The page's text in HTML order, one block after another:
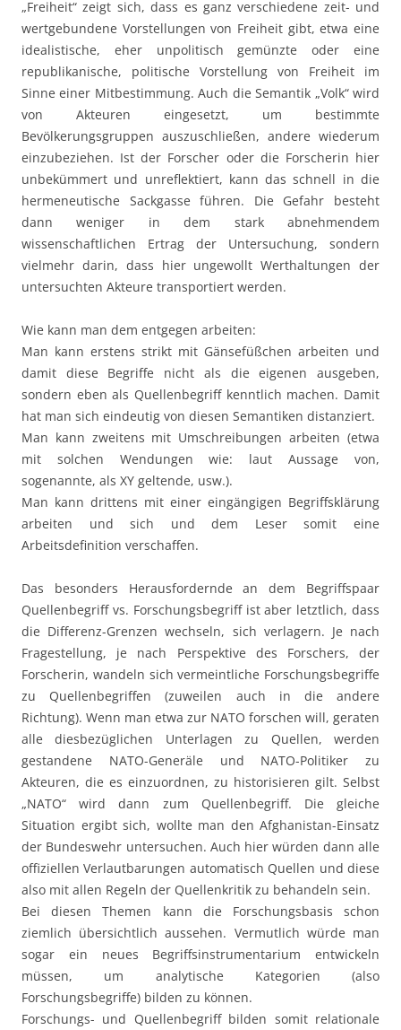
„Freiheit“ zeigt sich, dass es ganz verschiedene zeit- und
wertgebundene Vorstellungen von Freiheit gibt, etwa eine
idealistische, eher unpolitisch gemünzte oder eine
republikanische, politische Vorstellung von Freiheit im
Sinne einer Mitbestimmung. Auch die Semantik „Volk“ wird
von Akteuren eingesetzt, um bestimmte
Bevölkerungsgruppen auszuschließen, andere wiederum
einzubeziehen. Ist der Forscher oder die Forscherin hier
unbekümmert und unreflektiert, kann das schnell in die
hermeneutische Sackgasse führen. Die Gefahr besteht
dann weniger in dem stark abnehmendem
wissenschaftlichen Ertrag der Untersuchung, sondern
vielmehr darin, dass hier ungewollt Werthaltungen der
untersuchten Akteure transportiert werden.
Wie kann man dem entgegen arbeiten:
Man kann erstens strikt mit Gänsefüßchen arbeiten und
damit diese Begriffe nicht als die eigenen ausgeben,
sondern eben als Quellenbegriff kenntlich machen. Damit
hat man sich eindeutig von diesen Semantiken distanziert.
Man kann zweitens mit Umschreibungen arbeiten (etwa
mit solchen Wendungen wie: laut Aussage von,
sogenannte, als XY geltende, usw.).
Man kann drittens mit einer eingängigen Begriffsklärung
arbeiten und sich und dem Leser somit eine
Arbeitsdefinition verschaffen.
Das besonders Herausfordernde an dem Begriffspaar
Quellenbegriff vs. Forschungsbegriff ist aber letztlich, dass
die Differenz-Grenzen wechseln, sich verlagern. Je nach
Fragestellung, je nach Perspektive des Forschers, der
Forscherin, wandeln sich vermeintliche Forschungsbegriffe
zu Quellenbegriffen (zuweilen auch in die andere
Richtung). Wenn man etwa zur NATO forschen will, geraten
alle diesbezüglichen Unterlagen zu Quellen, werden
gestandene NATO-Generäle und NATO-Politiker zu
Akteuren, die es einzuordnen, zu historisieren gilt. Selbst
„NATO“ wird dann zum Quellenbegriff. Die gleiche
Situation ergibt sich, wollte man den Afghanistan-Einsatz
der Bundeswehr untersuchen. Auch hier würden dann alle
offiziellen Verlautbarungen automatisch Quellen und diese
also mit allen Regeln der Quellenkritik zu behandeln sein.
Bei diesen Themen kann die Forschungsbasis schon
ziemlich übersichtlich aussehen. Vermutlich würde man
sogar ein neues Begriffsinstrumentarium entwickeln
müssen, um analytische Kategorien (also
Forschungsbegriffe) bilden zu können.
Forschungs- und Quellenbegriff bilden somit relationale